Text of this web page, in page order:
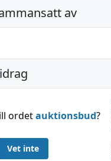
av
ordetauktionsbud?
Vet inte